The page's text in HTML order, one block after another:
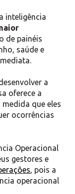
inteligência
de painéis
saúde e
a
oferece a
que eles
ocorrências
Operacional
gestores e
, pois a
operacional